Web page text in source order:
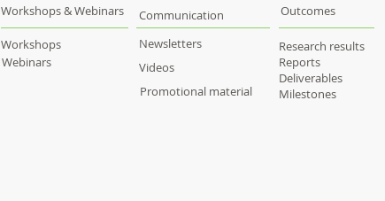
Communication
Newsletters
Videos
Promotional material
Workshops & Webinars
Workshops
Webinars
Outcomes
Research results
Reports
Deliverables
Milestones